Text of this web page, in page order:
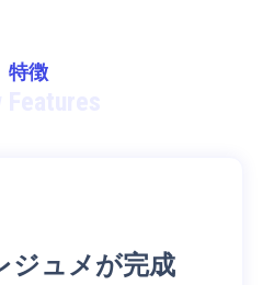
特徴
ジュメが完成